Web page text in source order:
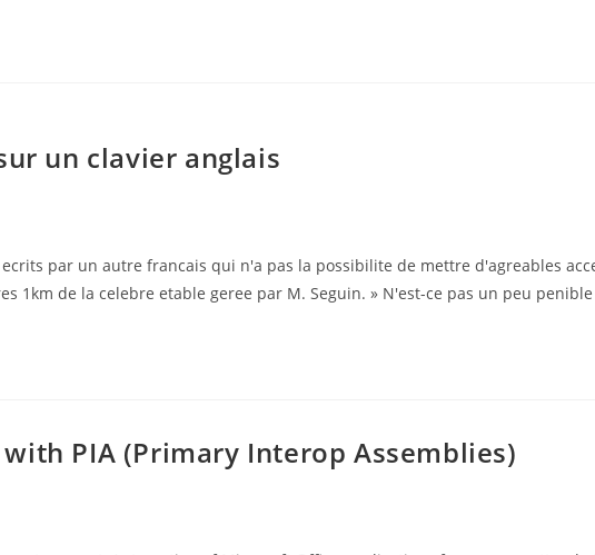
un clavier anglais
par un autre francais qui n'a pas la possibilite de mettre d'agreables
1km de la celebre etable geree par M. Seguin. » N'est-ce pas un peu
PIA (Primary Interop Assemblies)